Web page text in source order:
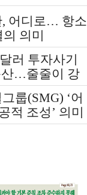
어디로… 항소
의미
러 투자사기
산…줄줄이 강
룹(SMG) ‘어
적 조성’ 의미